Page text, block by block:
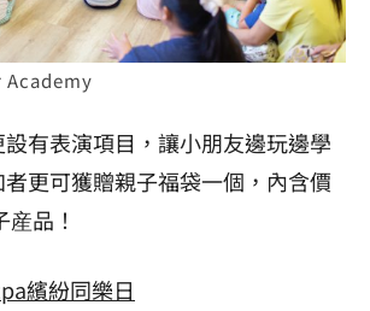
有表演項目，讓小朋友邊玩邊學
更可獲贈親子福袋一個，內含價
品！
繽紛同樂日